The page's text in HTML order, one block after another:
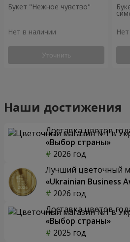
Букет "Нежное чувство"
Нет в наличии
Уточнить
Наши достижения
Доставка цветов
«Выбор страны»
2026 год
Лучший цветочный
«Ukrainian Business
2026 год
Доставка цветов
«Выбор страны»
2025 год